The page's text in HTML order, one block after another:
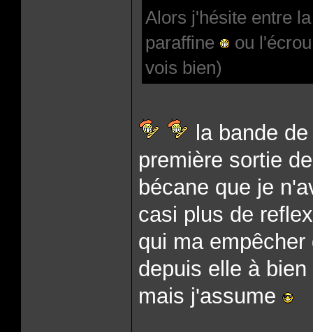
Alors j'hésite entre
paraffine
ou
vois bien)
la bande
première sortie
bécane que je
casi plus de
qui ma
depuis elle à
mais j'assume